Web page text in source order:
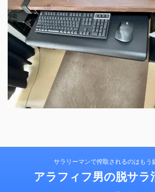
サラリーマンで搾取されるのはもう
アラフィフ男の脱サラ